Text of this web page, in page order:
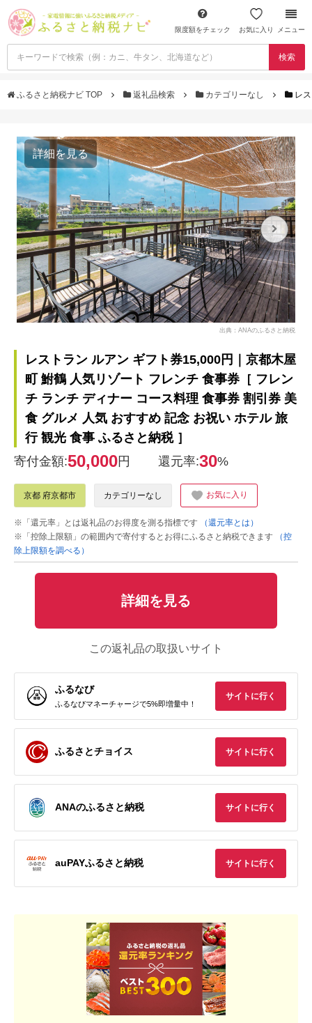
限度額をチェック お気に入り メニュー
検索
ふるさと納税ナビ TOP 返礼品検索 カテゴリーなし レ
詳細を見る
出典：ANAのふるさと納税
レストラン ルアン ギフト券15,000円｜京都木屋
町 鮒鶴 人気リゾート フレンチ 食事券［ フレン
チ ランチ ディナー コース料理 食事券 割引券 美
食 グルメ 人気 おすすめ 記念 お祝い ホテル 旅
行 観光 食事 ふるさと納税 ］
寄付金額:50,000円 還元率:30%
京都 府京都市 カテゴリーなし お気に入り
※「還元率」とは返礼品のお得度を測る指標です
（還元率とは）
※「控除上限額」の範囲内で寄付するとお得にふるさと納税できます
（控
除上限額を調べる）
詳細を見る
この返礼品の取扱いサイト
ふるなび
ふるなびマネーチャージで5%即増量中！
サイトに行く
ふるさとチョイス サイトに行く
ANAのふるさと納税 サイトに行く
auPAYふるさと納税 サイトに行く